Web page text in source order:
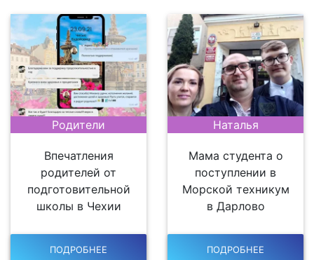
Родители
Впечатления
родителей от
подготовительной
школы в Чехии
ПОДРОБНЕЕ
Наталья
Мама студента о
поступлении в
Морской техникум
в Дарлово
ПОДРОБНЕЕ